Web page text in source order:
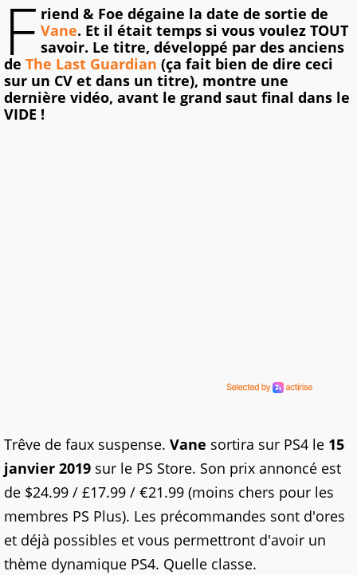
F riend & Foe dégaine la date de sortie de
Vane. Et il était temps si vous voulez TOUT
savoir. Le titre, développé par des anciens
de The Last Guardian (ça fait bien de dire ceci
sur un CV et dans un titre), montre une
dernière vidéo, avant le grand saut final dans le
VIDE !
Trêve de faux suspense. Vane sortira sur PS4 le 15
janvier 2019 sur le PS Store. Son prix annoncé est
de $24.99 / £17.99 / €21.99 (moins chers pour les
membres PS Plus). Les précommandes sont d'ores
et déjà possibles et vous permettront d'avoir un
thème dynamique PS4. Quelle classe.